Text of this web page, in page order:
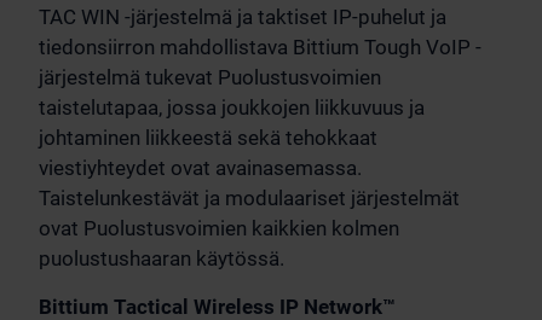
TAC WIN -järjestelmä ja taktiset IP-puhelut ja
tiedonsiirron mahdollistava Bittium Tough VoIP -
järjestelmä tukevat Puolustusvoimien
taistelutapaa, jossa joukkojen liikkuvuus ja
johtaminen liikkeestä sekä tehokkaat
viestiyhteydet ovat avainasemassa.
Taistelunkestävät ja modulaariset järjestelmät
ovat Puolustusvoimien kaikkien kolmen
puolustushaaran käytössä.
Bittium Tactical Wireless IP Network™